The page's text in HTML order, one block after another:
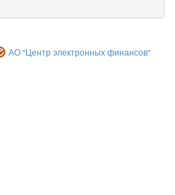
АО "Центр электронных финансов"